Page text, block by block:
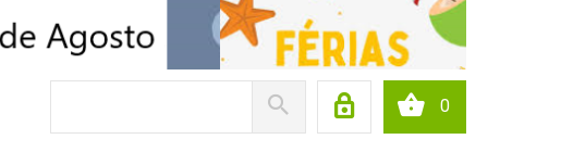
0